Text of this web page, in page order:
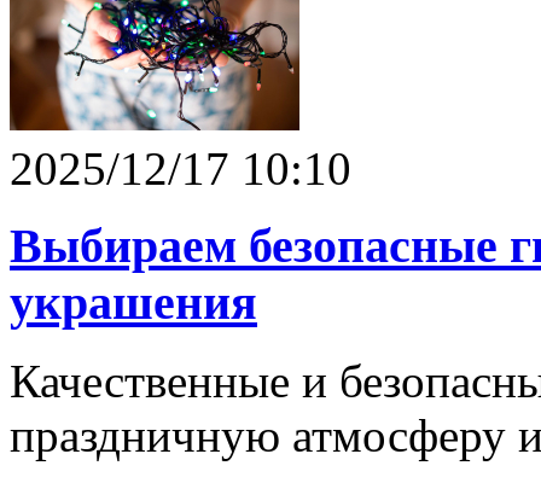
2025/12/17 10:10
Выбираем безопасные
украшения
Качественные и
праздничную атмосферу